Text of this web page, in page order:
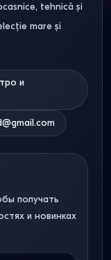
tehnică și
mare și
и
получать
и новинках